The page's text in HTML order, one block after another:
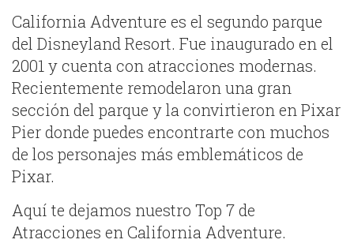
California Adventure es el segundo parque
del Disneyland Resort. Fue inaugurado en el
2001 y cuenta con atracciones modernas.
Recientemente remodelaron una gran
sección del parque y la convirtieron en Pixar
Pier donde puedes encontrarte con muchos
de los personajes más emblemáticos de
Pixar.
Aquí te dejamos nuestro Top 7 de
Atracciones en California Adventure.